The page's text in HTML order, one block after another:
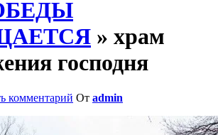
» храм
господня
комментарий От admin